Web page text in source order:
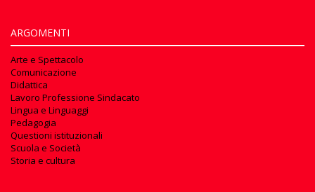
ARGOMENTI
Arte e Spettacolo
Comunicazione
Didattica
Lavoro Professione Sindacato
Lingua e Linguaggi
Pedagogia
Questioni istituzionali
Scuola e Società
Storia e cultura